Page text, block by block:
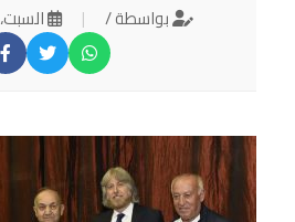
بواسطة / | السبت، 23 فبراير 2019